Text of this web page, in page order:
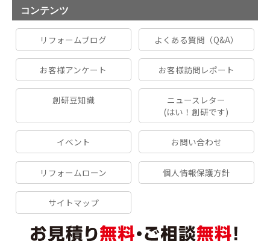
コンテンツ
リフォームブログ よくある質問（Q&A）
お客様アンケート お客様訪問レポート
創研豆知識
ニュースレター
(はい！創研です)
イベント お問い合わせ
リフォームローン 個人情報保護方針
サイトマップ